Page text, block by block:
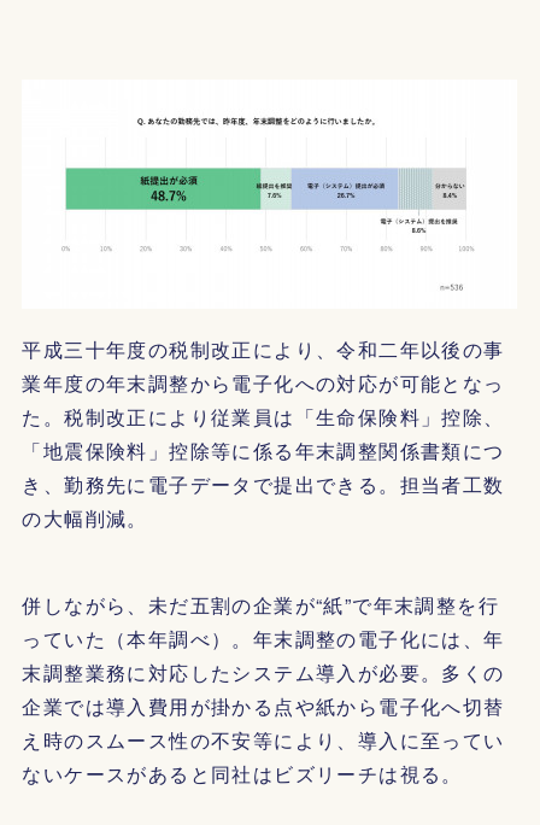
平成三十年度の税制改正により、令和二年以後の事
業年度の年末調整から電子化への対応が可能となっ
た。税制改正により従業員は「生命保険料」控除、
「地震保険料」控除等に係る年末調整関係書類につ
き、勤務先に電子データで提出できる。担当者工数
の大幅削減。
併しながら、未だ五割の企業が“紙”で年末調整を行
っていた（本年調べ）。年末調整の電子化には、年
末調整業務に対応したシステム導入が必要。多くの
企業では導入費用が掛かる点や紙から電子化へ切替
え時のスムース性の不安等により、導入に至ってい
ないケースがあると同社はビズリーチは視る。